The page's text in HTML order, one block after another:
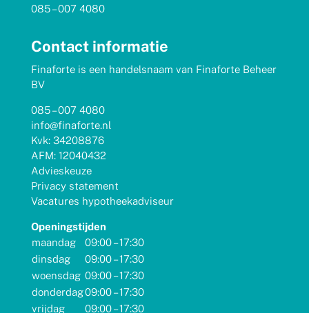
085 – 007 4080
Contact informatie
Finaforte is een handelsnaam van Finaforte Beheer
BV
085 – 007 4080
info@finaforte.nl
Kvk: 34208876
AFM: 12040432
Advieskeuze
Privacy statement
Vacatures hypotheekadviseur
Openingstijden
maandag
09:00 – 17:30
dinsdag
09:00 – 17:30
woensdag 09:00 – 17:30
donderdag09:00 – 17:30
vrijdag
09:00 – 17:30